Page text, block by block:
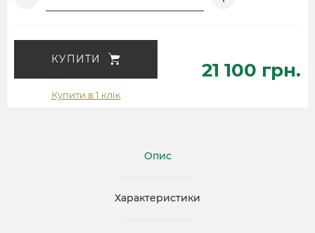
КУПИТИ
Купити в 1 клік
21 100 грн.
Опис
Характеристики